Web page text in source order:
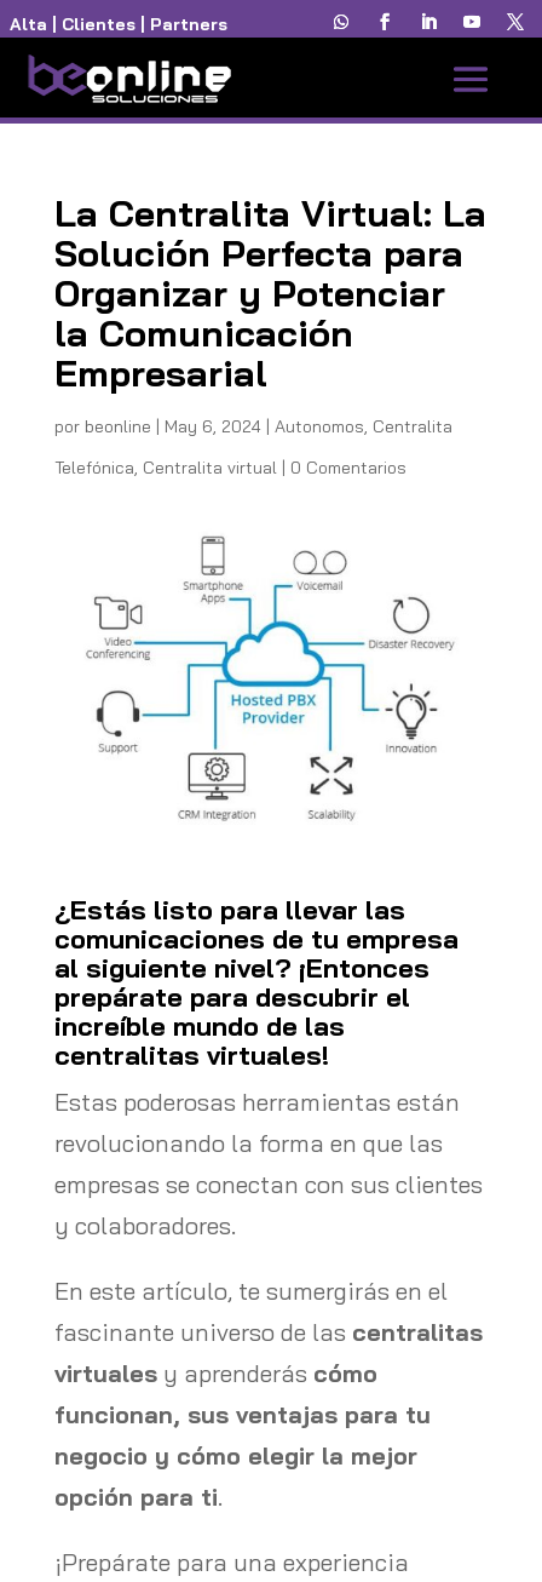
Alta Clientes Partners
La Centralita Virtual: La
Solución Perfecta para
Organizar y Potenciar
la Comunicación
Empresarial
por beonline | May 6, 2024 | Autonomos, Centralita
Telefónica, Centralita virtual| 0 Comentarios
¿Estás listo para llevar las
comunicaciones de tu empresa
al siguiente nivel? ¡Entonces
prepárate para descubrir el
increíble mundo de las
centralitas virtuales!
Estas poderosas herramientas están
revolucionando la forma en que las
empresas se conectan con sus clientes
y colaboradores.
En este artículo, te sumergirás en el
fascinante universo de las centralitas
virtualesy aprenderás cómo
funcionan, sus ventajas para tu
negocio y cómo elegir la mejor
opción para ti.
¡Prepárate para una experiencia